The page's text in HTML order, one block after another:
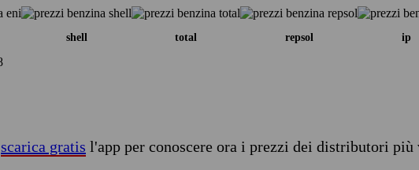
shell total repsol ip
scarica gratis l'app per conoscere ora i prezzi dei distributori più